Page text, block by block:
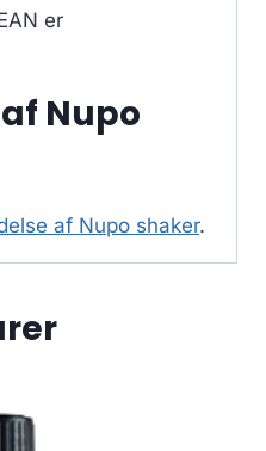
er
Nupo
af Nupo shaker.